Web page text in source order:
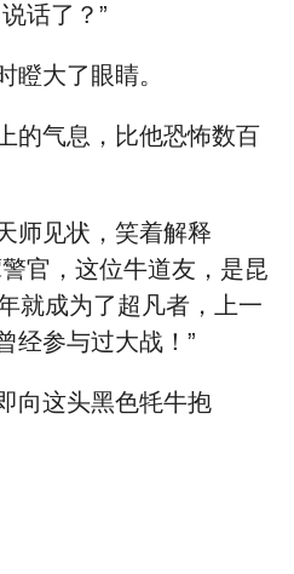
话了？”
瞪大了眼睛。
的气息，比他恐怖数百
师见状，笑着解释
官，这位牛道友，是昆
就成为了超凡者，上一
经参与过大战！”
向这头黑色牦牛抱